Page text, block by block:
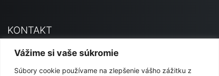
Vážime si vaše súkromie
Súbory cookie používame na zlepšenie vášho zážitku z
KONTAKT
Primavera Andorrana SK